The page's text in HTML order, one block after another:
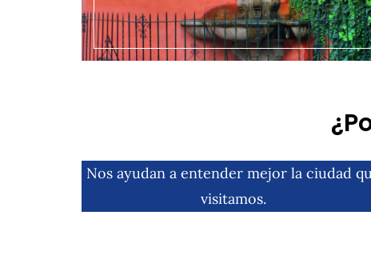
Nos ayudan a entender mejor la ciudad
visitamos.